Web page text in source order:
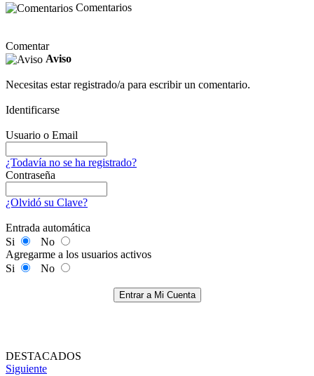
Comentarios
Comentar
Aviso
Necesitas estar registrado/a para escribir un comentario.
Identificarse
Usuario o Email
¿Todavía no se ha registrado?
Contraseña
¿Olvidó su Clave?
Entrada automática
Si
No
Agregarme a los usuarios activos
Si
No
Entrar a Mi Cuenta
DESTACADOS
Siguiente